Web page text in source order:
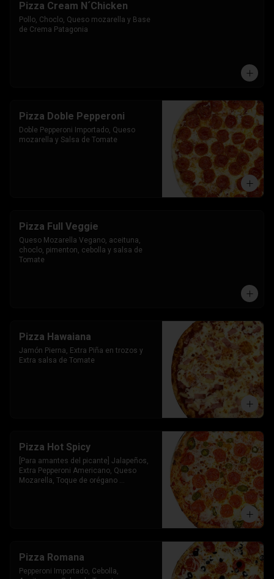
Pizza Cream N´Chicken
Pollo, Choclo, Queso mozarella y Base
de Crema Patagonia
Pizza Doble Pepperoni
Doble Pepperoni Importado, Queso
mozarella y Salsa de Tomate
Pizza Full Veggie
Queso Mozarella Vegano, aceituna,
choclo, pimenton, cebolla y salsa de
Tomate
Pizza Hawaiana
Jamón Pierna, Extra Piña en trozos y
Extra salsa de Tomate
Pizza Hot Spicy
[Para amantes del picante] Jalapeños,
Extra Pepperoni Americano, Queso
Mozarella, Toque de orégano
Pizza Romana
Pepperoni Importado, Cebolla,